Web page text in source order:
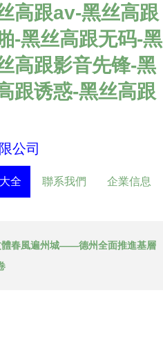
高跟av-黑丝高跟
-黑丝高跟无码-黑
高跟影音先锋-黑
跟诱惑-黑丝高跟
公司
全 聯系我們 企業信息
體春風遍州城——德州全面推進基層